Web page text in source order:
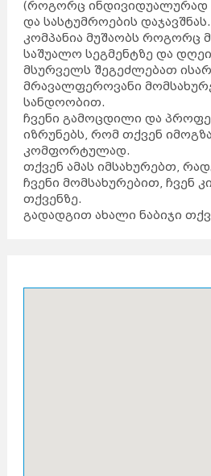
(როგორც ინდივიდუალურად
და სასტუმროების დაჯავშნას.
კომპანია მუშაობს როგორც
საშუალო სეგმენტზე და
მსურველს შეგეძლებათ
მრავალფეროვანი
სანდოობით.
ჩვენი გამოცდილი და
იზრუნებს, რომ თქვენ
კომფორტულად.
თქვენ ამას იმსახურებთ,
ჩვენი მომსახურებით, ჩვენ
თქვენზე.
გადადგით ახალი ნაბიჯი